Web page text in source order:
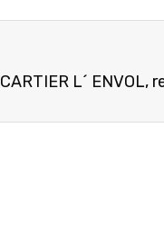
CARTIER L´